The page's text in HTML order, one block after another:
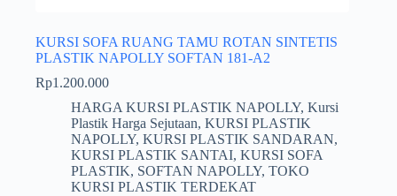
KURSI SOFA RUANG TAMU ROTAN SINTETIS
PLASTIK NAPOLLY SOFTAN 181-A2
Rp1.200.000
HARGA KURSI PLASTIK NAPOLLY, Kursi
Plastik Harga Sejutaan, KURSI PLASTIK
NAPOLLY, KURSI PLASTIK SANDARAN,
KURSI PLASTIK SANTAI, KURSI SOFA
PLASTIK, SOFTAN NAPOLLY, TOKO
KURSI PLASTIK TERDEKAT